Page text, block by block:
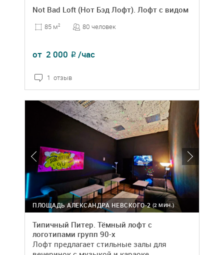
Not Bad Loft (Нот Бэд Лофт). Лофт с видом
85 м2 80 человек
от 2 000 ₽ /час
1 отзыв
(2 МИН.)
ПЛОЩАДЬ АЛЕКСАНДРА НЕВСКОГО-2
Типичный Питер. Тёмный лофт с
логотипами групп 90-х
Лофт предлагает стильные залы для